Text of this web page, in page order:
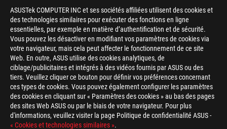
ASUSTek COMPUTER INC et ses sociétés affiliées utilisent des cookies et
des technologies similaires pour exécuter des fonctions en ligne
essentielles, par exemple en matière d’authentification et de sécurité.
Vous pouvez les désactiver en modifiant vos paramètres de cookies via
votre navigateur, mais cela peut affecter le fonctionnement de ce site
Web. En outre, ASUS utilise des cookies analytiques, de
ciblage/publicitaires et intégrés à des vidéos fournis par ASUS ou des
tiers. Veuillez cliquer ce bouton pour définir vos préférences concernant
ces types de cookies. Vous pouvez également configurer les paramètres
des cookies en cliquant sur « Paramètres des cookies » au bas des pages
des sites Web ASUS ou par le biais de votre navigateur. Pour plus
d'informations, veuillez visiter la page Politique de confidentialité ASUS -
« Cookies et technologies similaires ».
> GAMING HEADSET
OBTENEZ LES DERNIÈRES OFFRES ET PLUS ENCORE